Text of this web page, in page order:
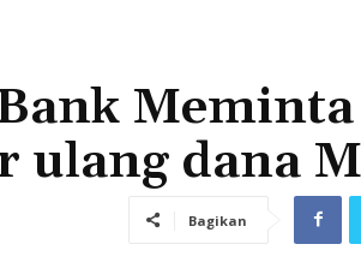
Meminta
ulang dana
Bagikan